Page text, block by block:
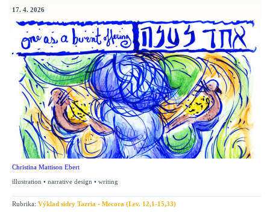
17. 4. 2026
Christina Mattison Ebert
illustration • narrative design • writing
Rubrika: Výklad sidry Tazria - Mecora (Lev. 12,1-15,33)